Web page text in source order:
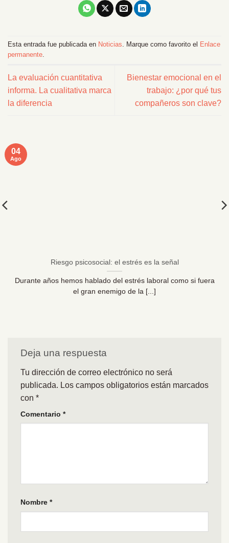
Esta entrada fue publicada en Noticias. Marque como favorito el Enlace
permanente.
La evaluación cuantitativa
informa. La cualitativa marca
la diferencia
Bienestar emocional en el
trabajo: ¿por qué tus
compañeros son clave?
Riesgo psicosocial: el estrés es la señal
Durante años hemos hablado del estrés laboral como si fuera
el gran enemigo de la [...]
04
Ago
Deja una respuesta
Tu dirección de correo electrónico no será
publicada. Los campos obligatorios están marcados
con *
Comentario *
Nombre *